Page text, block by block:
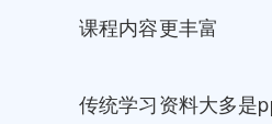
课程内容更丰富
传统学习资料大多是